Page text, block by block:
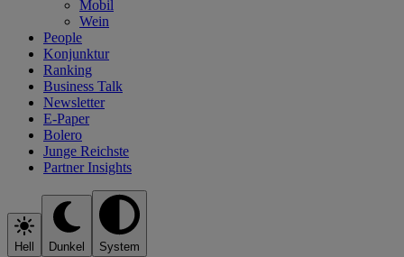
Mobil
Wein
People
Konjunktur
Ranking
Business Talk
Newsletter
E-Paper
Bolero
Junge Reichste
Partner Insights
Hell Dunkel System